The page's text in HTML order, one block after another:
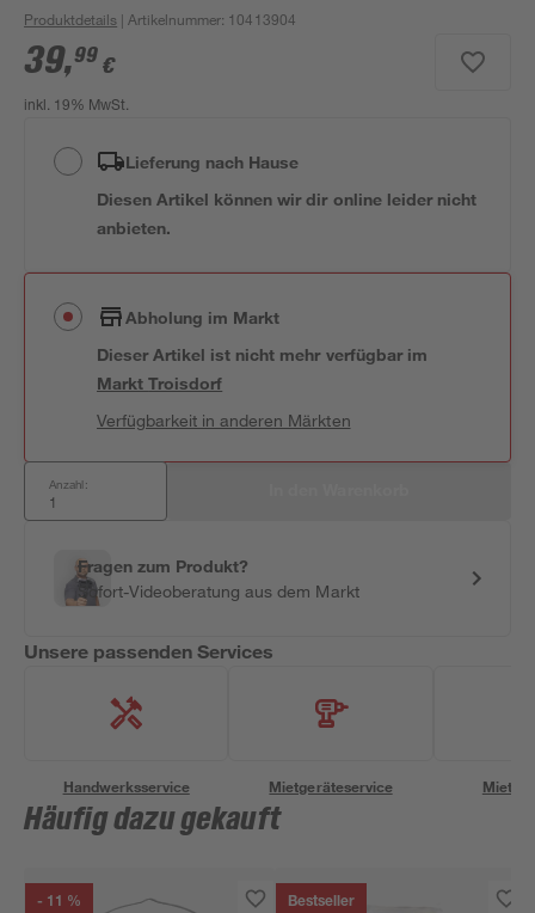
Produktdetails | Artikelnummer: 10413904
39,99 €
inkl. 19% MwSt.
Lieferung nach Hause
Diesen Artikel können wir dir online leider nicht
anbieten.
Abholung im Markt
Dieser Artikel ist nicht mehr verfügbar im
MarktTroisdorf
Verfügbarkeit in anderen Märkten
Anzahl:
Fragen zum Produkt?
Sofort-Videoberatung aus dem Markt
Unsere passenden Services
Handwerksservice Mietgeräteservice
Häufig dazu gekauft
- 11 % Bestseller